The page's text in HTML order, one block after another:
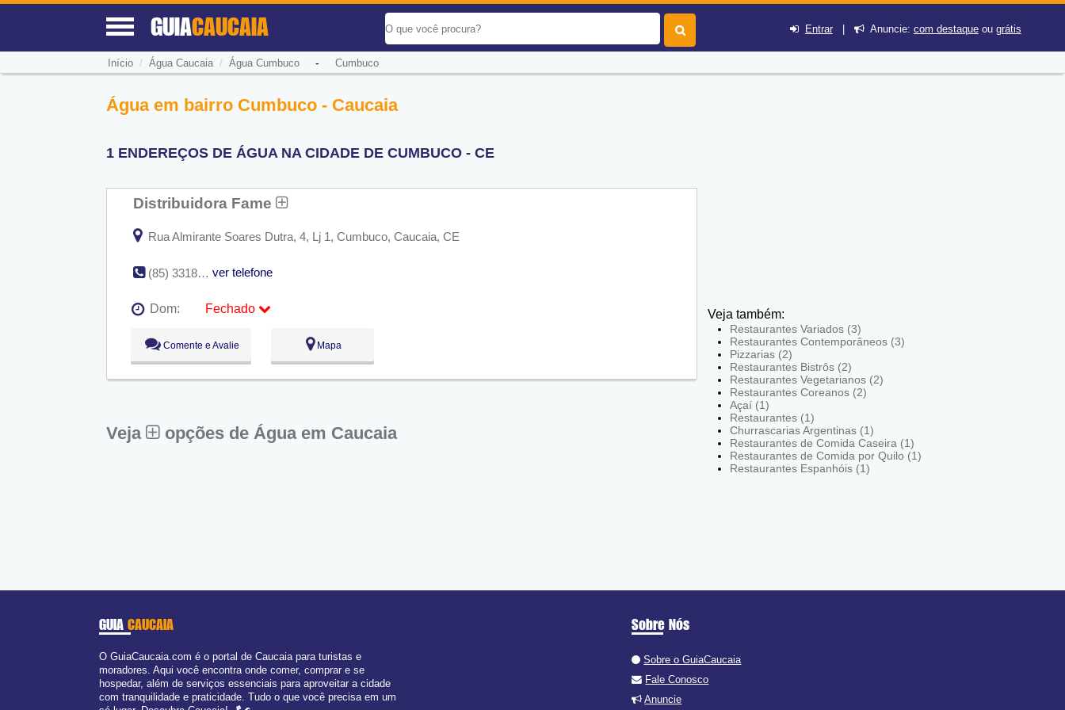
GUIACAUCAIA Entrar| Anuncie: com destaqueou grátis
Início / Água Caucaia/ Água Cumbuco- Cumbuco
Água em bairro Cumbuco - Caucaia
1 ENDEREÇOS DE ÁGUA NA CIDADE DE CUMBUCO - CE
Distribuidora Fame
Rua Almirante Soares Dutra, 4, Lj 1, Cumbuco, Caucaia, CE
(85) 3318-7468 ver telefone
Dom:
Fechado
Seg:
Ter:
09:00 - 18:00
Qua:
09:00 - 18:00
Qui:
09:00 - 18:00
Comente e Avalie Mapa
Veja opções de Água em Caucaia
Veja também:
Restaurantes Variados (3)
Restaurantes Contemporâneos (3)
Pizzarias (2)
Restaurantes Bistrôs (2)
Restaurantes Vegetarianos (2)
Restaurantes Coreanos (2)
Açaí (1)
Restaurantes (1)
Churrascarias Argentinas (1)
Restaurantes de Comida Caseira (1)
Restaurantes de Comida por Quilo (1)
Restaurantes Espanhóis (1)
GUIACAUCAIA
O GuiaCaucaia.com é o portal de Caucaia para turistas e
moradores. Aqui você encontra onde comer, comprar e se
hospedar, além de serviços essenciais para aproveitar a cidade
com tranquilidade e praticidade. Tudo o que você precisa em um
Sobre Nós
Sobre o GuiaCaucaia
Fale Conosco
Anuncie